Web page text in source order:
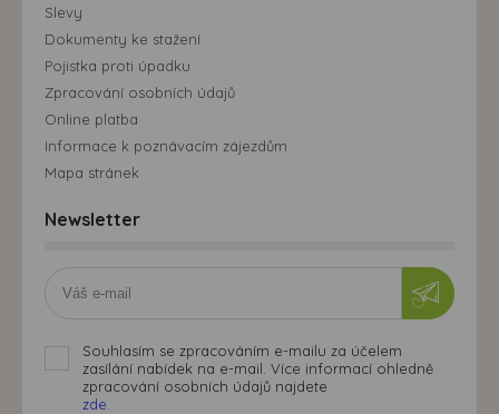
Slevy
Dokumenty ke stažení
Pojistka proti úpadku
Zpracování osobních údajů
Online platba
Informace k poznávacím zájezdům
Mapa stránek
Newsletter
Souhlasím se zpracováním e-mailu za účelem
zasílání nabídek na e-mail. Více informací ohledně
zpracování osobních údajů najdete
zde.